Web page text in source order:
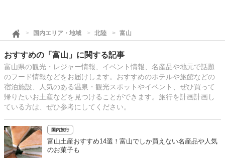
国内エリア・地域 北陸 富山
おすすめの「富山」に関する記事
富山県の観光・レジャー情報、イベント情報、名産品や地元で話題
のフード情報などをお届けします。おすすめのホテルや旅館などの
宿泊施設、人気のある温泉・観光スポットやイベント、ぜひ買って
帰りたいお土産などを見つけることができます。旅行を計画計画し
ている方は、ぜひ参考にしてください。
国内旅行
富山土産おすすめ14選！富山でしか買えない名産品や人気
のお菓子も